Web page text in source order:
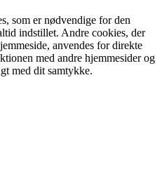
som er nødvendige for den
indstillet. Andre cookies, der
anvendes for direkte
med andre hjemmesider og
med dit samtykke.